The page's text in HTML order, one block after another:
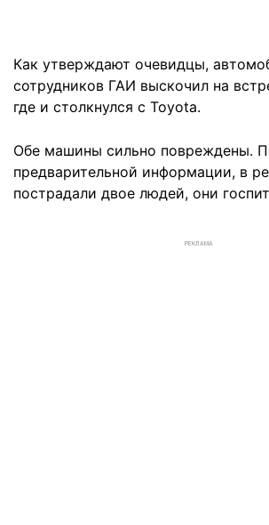
Как утверждают очевидцы,
сотрудников ГАИ выскочил на
где и столкнулся с Toyota.
Обе машины сильно повреждены.
предварительной информации, в
пострадали двое людей, они
РЕКЛАМА